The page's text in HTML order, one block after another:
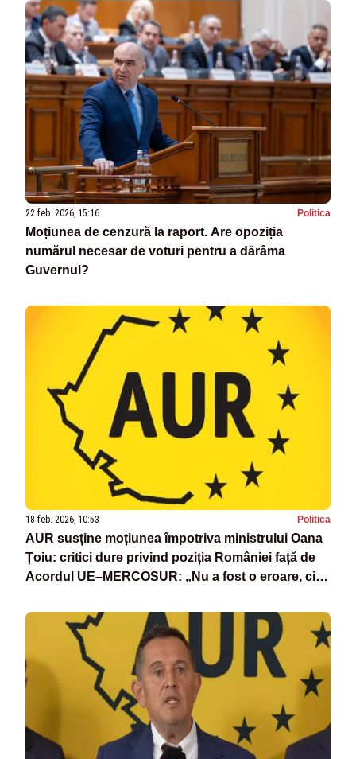
22 feb. 2026, 15:16 Politica
Moțiunea de cenzură la raport. Are opoziția
numărul necesar de voturi pentru a dărâma
Guvernul?
18 feb. 2026, 10:53 Politica
AUR susține moțiunea împotriva ministrului Oana
Țoiu: critici dure privind poziția României față de
Acordul UE–MERCOSUR: „Nu a fost o eroare, ci o